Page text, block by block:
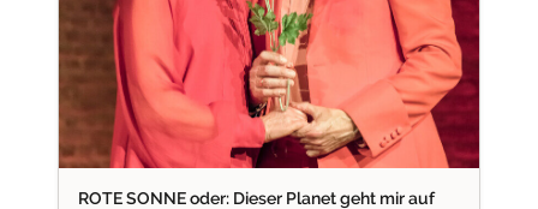
ROTE SONNE oder: Dieser Planet geht mir auf